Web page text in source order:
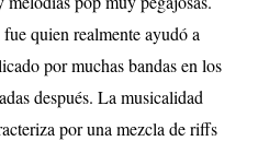
quien realmente ayudó a
por muchas bandas en los
después. La musicalidad
por una mezcla de riffs